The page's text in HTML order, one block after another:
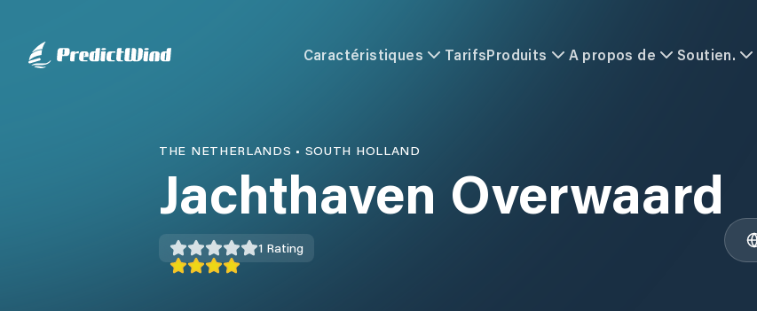
Caractéristiques TarifsProduits A propos de Soutien.
THE NETHERLANDS • SOUTH HOLLAND
Jachthaven Overwaard
1 Rating